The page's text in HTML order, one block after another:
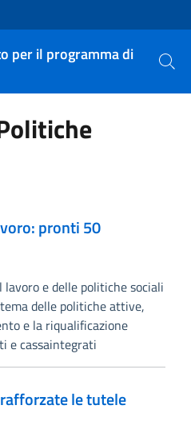
per il programma di
Cerca
pronti 50
e delle politiche sociali
delle politiche attive,
e la riqualificazione
e cassaintegrati
le tutele